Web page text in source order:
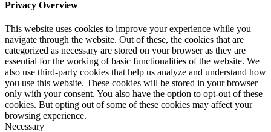
Privacy Overview
This website uses cookies to improve your experience while you
navigate through the website. Out of these, the cookies that are
categorized as necessary are stored on your browser as they are
essential for the working of basic functionalities of the website. We
also use third-party cookies that help us analyze and understand how
you use this website. These cookies will be stored in your browser
only with your consent. You also have the option to opt-out of these
cookies. But opting out of some of these cookies may affect your
browsing experience.
Necessary